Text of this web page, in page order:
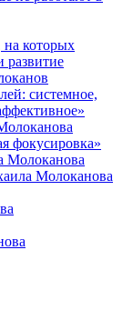
на которых
развитие
системное,
фокусировка»
Молоканова
Молоканова